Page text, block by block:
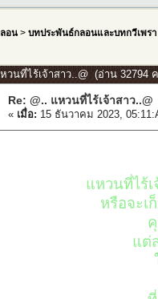
อน> บทประพันธ์กลอนและบทกวีเพรา
วนที่ไร้เจ้าสาว..@ (อ่าน 32794
Re: @.. แหวนที่ไร้เจ้าสาว..@
« เมื่อ: 15 ธันวาคม 2023,
แหวนที่ไร้เ
หรือจะเ
แต่